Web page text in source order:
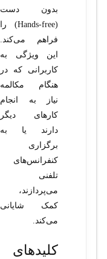
بدون دست
(Hands-free) را
فراهم می‌کند.
این ویژگی به
کاربرانی که در
هنگام مکالمه
نیاز به انجام
کارهای دیگر
دارند یا به
برگزاری
کنفرانس‌های
تلفنی
می‌پردازند،
کمک شایانی
می‌کند.
کلیدهای